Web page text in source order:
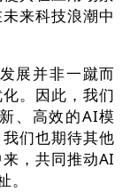
来科技浪潮中
展并非一蹴而
。因此，我们
、高效的AI模
们也期待其他
，共同推动AI